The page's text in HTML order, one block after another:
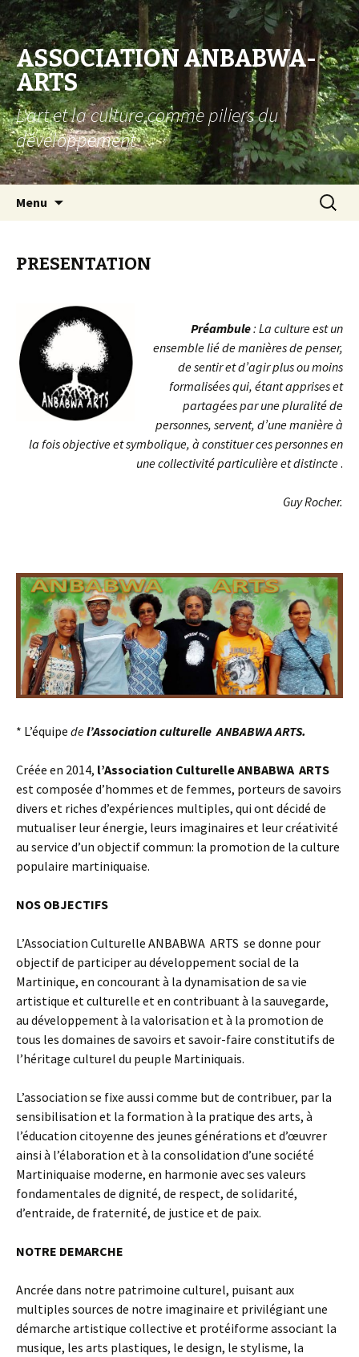
ASSOCIATION ANBABWA-
ARTS
L'art et la culture comme piliers du
développement
Menu
PRESENTATION
Préambule: La culture est un
ensemble lié de manières de penser,
de sentir et d’agir plus ou moins
formalisées qui, étant apprises et
partagées par une pluralité de
personnes, servent, d’une manière à
la fois objective et symbolique, à constituer ces personnes en
une collectivité particulière et distincte.
Guy Rocher.
* L’équipe del’Association culturelle ANBABWA ARTS.
Créée en 2014, l’Association Culturelle ANBABWA ARTS
est composée d’hommes et de femmes, porteurs de savoirs
divers et riches d’expériences multiples, qui ont décidé de
mutualiser leur énergie, leurs imaginaires et leur créativité
au service d’un objectif commun: la promotion de la culture
populaire martiniquaise.
NOS OBJECTIFS
L’Association Culturelle ANBABWA ARTS se donne pour
objectif de participer au développement social de la
Martinique, en concourant à la dynamisation de sa vie
artistique et culturelle et en contribuant à la sauvegarde,
au développement à la valorisation et à la promotion de
tous les domaines de savoirs et savoir-faire constitutifs de
l’héritage culturel du peuple Martiniquais.
L’association se fixe aussi comme but de contribuer, par la
sensibilisation et la formation à la pratique des arts, à
l’éducation citoyenne des jeunes générations et d’œuvrer
ainsi à l’élaboration et à la consolidation d’une société
Martiniquaise moderne, en harmonie avec ses valeurs
fondamentales de dignité, de respect, de solidarité,
d’entraide, de fraternité, de justice et de paix.
NOTRE DEMARCHE
Ancrée dans notre patrimoine culturel, puisant aux
multiples sources de notre imaginaire et privilégiant une
démarche artistique collective et protéiforme associant la
musique, les arts plastiques, le design, le stylisme, la